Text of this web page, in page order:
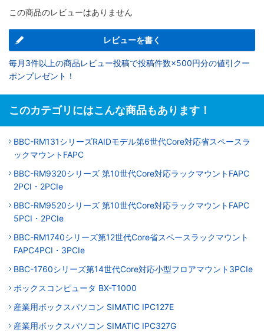
この商品のレビューはありません
レビューを書く
毎月3件以上の商品レビュー投稿で投稿件数×500円分の値引クー
ポンプレゼント！
このカテゴリにはこんな商品もあります！
BBC-RM131シリーズRAIDモデル第6世代Core対応省スペースラ
ックマウントFAPC
BBC-RM9320シリーズ 第10世代Core対応ラックマウントFAPC
2PCI・2PCIe
BBC-RM9520シリーズ 第10世代Core対応ラックマウントFAPC
5PCI・2PCIe
BBC-RM1740シリーズ第12世代Core省スペースラックマウント
FAPC4PCI・3PCIe
BBC-1760シリーズ第14世代Core対応小型フロアマウント3PCIe
ボックスコンピュータ BX-T1000
産業用ボックスパソコン SIMATIC IPC127E
産業用ボックスパソコン SIMATIC IPC327G